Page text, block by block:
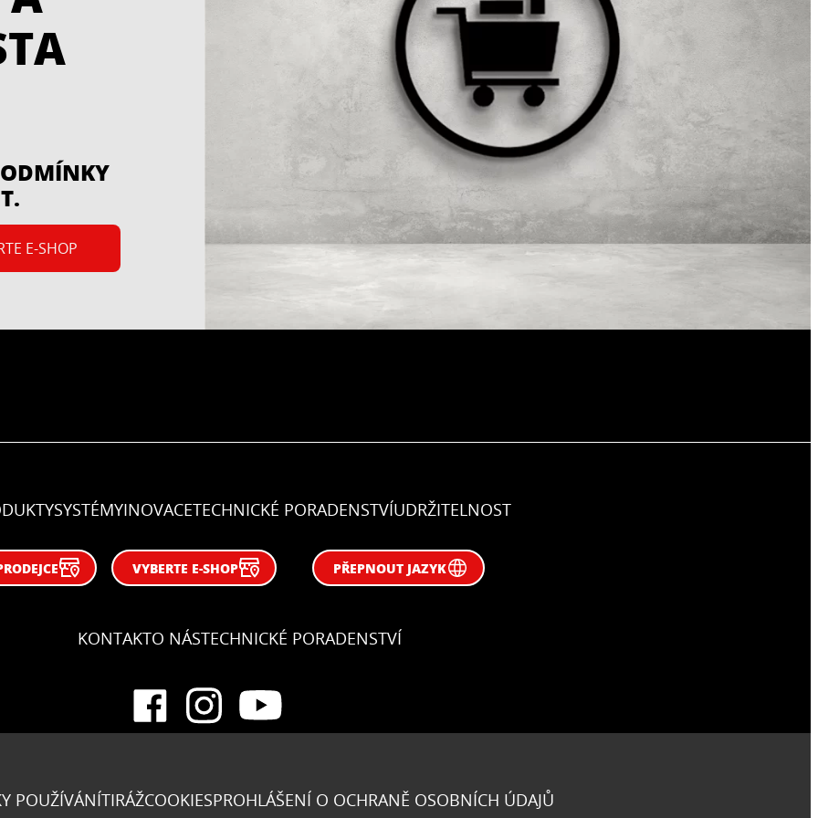
CERESIT CT 17
nátěr pro
povrchových
a vyrovnávacích
CERESIT CN 94
Koncentrovaný základní
nátěr pro ošetření
savých i nesavých
podkladů před lepením
obkladových materiálů,
nanesením povrchových
vrstev a vyrovnávacích
hmot.
CERESIT CE 51
Speciální čistič pro
odstranění skvrn,
zbytků a znečištění od
epoxidových
spárovacích hmot ze
všech typů keramických
obkladů a přírodních
kamenů.
...
E-SHOP
SYSTÉMYINOVACETECHNICKÉ PORADENSTVÍUDRŽITELNOST
VYBERTE E-SHOP PŘEPNOUT JAZYK
KONTAKTO NÁSTECHNICKÉ PORADENSTVÍ
POUŽÍVÁNÍTIRÁŽCOOKIESPROHLÁŠENÍ O OCHRANĚ OSOBNÍCH ÚDAJŮ